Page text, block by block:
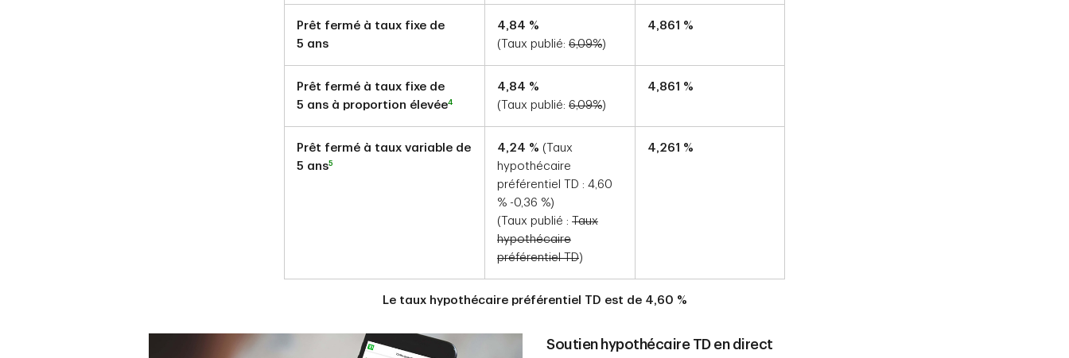
Prêt fermé à taux fixe de
5 ans
4,84 %
(Taux publié: 6,09%)
4,861 %
Prêt fermé à taux fixe de
5 ans à proportion élevée4
4,84 %
(Taux publié: 6,09%)
4,861 %
Prêt fermé à taux variable de
5 ans5
4,24 % (Taux
hypothécaire
préférentiel TD : 4,60
% -0,36 %)
(Taux publié : Taux
hypothécaire
préférentiel TD)
4,261 %
Le taux hypothécaire préférentiel TD est de 4,60 %
Soutien hypothécaire TD en direct